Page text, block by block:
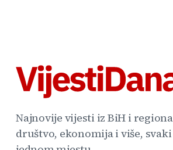
Najnovije vijesti iz BiH i
društvo, ekonomija i više,